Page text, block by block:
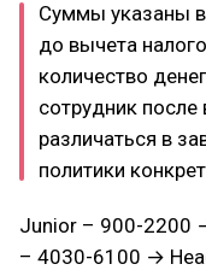
Суммы указаны в
до вычета
количество
сотрудник после
различаться в
политики
Junior – 900-2200
– 4030-6100 →